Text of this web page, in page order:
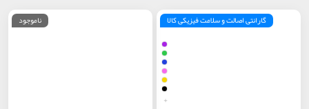
گارانتی اصالت و سلامت فیزیکی کالا
+
ناموجود